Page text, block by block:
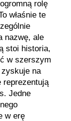
rolę
właśnie te
nazwę, ale
stoi historia,
w szerszym
na
reprezentują
Jedne
w erę